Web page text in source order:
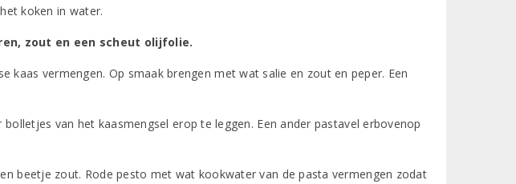
koken in water.
zout en een scheut olijfolie.
kaas vermengen. Op smaak brengen met wat salie en zout en peper. Een
van het kaasmengsel erop te leggen. Een ander pastavel erbovenop
beetje zout. Rode pesto met wat kookwater van de pasta vermengen zodat